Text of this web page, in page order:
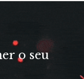
o seu